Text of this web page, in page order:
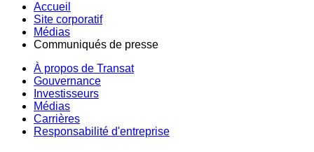
Accueil
Site corporatif
Médias
Communiqués de presse
À propos de Transat
Gouvernance
Investisseurs
Médias
Carrières
Responsabilité d'entreprise